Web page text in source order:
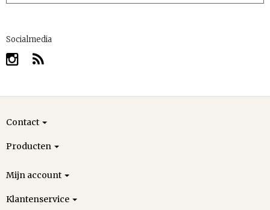
Socialmedia
Contact
Producten
Mijn account
Klantenservice